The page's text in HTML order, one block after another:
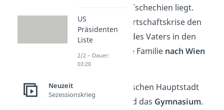
was im heutigen Tschechien liegt.
Doch weil eine Wirtschaftskrise den
dortigen Betrieb des Vaters in den
Ruin trieb, zog die Familie nach Wien
um.
In der österreichischen Hauptstadt
besuchte Sigmund das Gymnasium.
US
Präsidenten
Liste
2/2 – Dauer:
03:20
Neuzeit
Sezessionskrieg